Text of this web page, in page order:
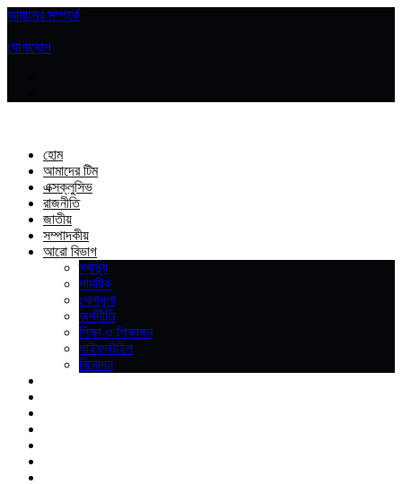
আমাদের সম্পর্কে
যোগাযোগ
হোম
আমাদের টিম
এক্সক্লুসিভ
রাজনীতি
জাতীয়
সম্পাদকীয়
আরো বিভাগ
স্বাস্থ্য
সামরিক
খেলাধুলা
অর্থনীতি
শিক্ষা ও শিক্ষাঙ্গন
লাইফস্টাইল
বিনোদন